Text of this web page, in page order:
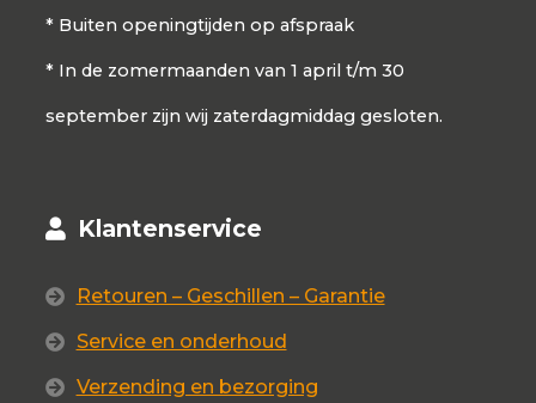
* Buiten openingtijden op afspraak
* In de zomermaanden van 1 april t/m 30
september zijn wij zaterdagmiddag gesloten.
Klantenservice
Retouren – Geschillen – Garantie
Service en onderhoud
Verzending en bezorging